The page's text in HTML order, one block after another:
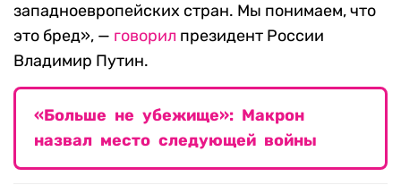
западноевропейских стран. Мы понимаем, что
это бред», — говорил президент России
Владимир Путин.
«Больше не убежище»: Макрон
назвал место следующей войны